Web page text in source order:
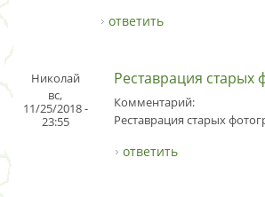
ответить
Николай
вс,
11/25/2018 -
23:55
Реставрация старых
Комментарий:
Реставрация старых
ответить